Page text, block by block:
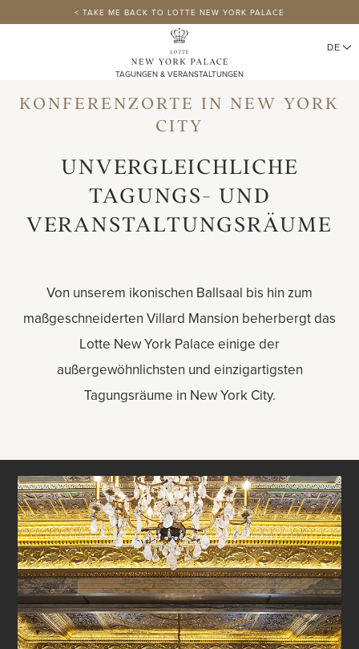
< TAKE ME BACK TO LOTTE NEW YORK PALACE
TAGUNGEN & VERANSTALTUNGEN
KONFERENZORTE IN NEW YORK
CITY
UNVERGLEICHLICHE
TAGUNGS- UND
VERANSTALTUNGSRÄUME
Von unserem ikonischen Ballsaal bis hin zum
maßgeschneiderten Villard Mansion beherbergt das
Lotte New York Palace einige der
außergewöhnlichsten und einzigartigsten
Tagungsräume in New York City.